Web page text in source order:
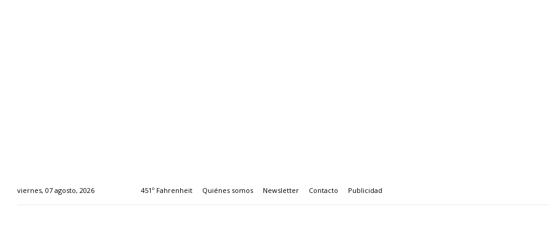
viernes, 07 agosto, 2026 451º Fahrenheit Quiénes somos Newsletter Contacto Publicidad